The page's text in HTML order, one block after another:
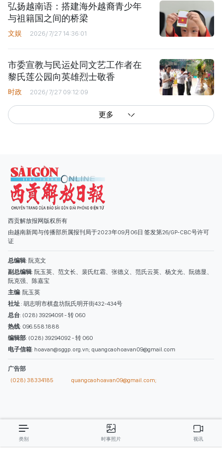
弘扬越南语：搭建海外越裔青少年
与祖籍国之间的桥梁
文娱 2026/7/27 14:36:01
市委宣教与民运处同文艺工作者在
黎氏莲公园向英雄烈士敬香
时政 2026/7/27 09:12:09
更多
西贡解放报网版权所有
由越南新闻与传播部所属报刊局于2023年09月06日 签发第26/GP-CBC号许可
证
总编辑
副总编辑: 阮玉英、范文长、裴氏红霜、张德义、范氏云英、杨文光、阮德显、
总台: (028) 39294091 - 转 060
热线: 096.558.1888
编辑部: (028) 39294092 - 转 060